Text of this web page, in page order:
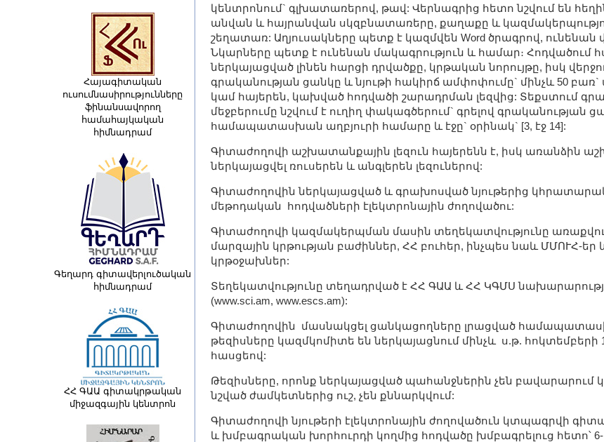
Հայագիտական
ուսումնասիրությունները
ֆինանսավորող
համահայկական
հիմնադրամ
Գեղարդ գիտավերլուծական
հիմնադրամ
ՀՀ ԳԱԱ գիտակրթական
միջազգային կենտրոն
կենտրոնում` գլխատառերով, թավ: Վերնագրից հետո նշվում են
անվան և հայրանվան սկզբնատառերը, քաղաքը և
շեղատառ: Աղյուսակները պետք է կազմվեն Word ծրագրով, ունենան
Նկարները պետք է ունենան մակագրություն և համար։ Հոդվածում
ներկայացված լինեն հարցի դրվածքը, կրթական նորույթը, իսկ
գրականության ցանկը և նյութի հակիրճ ամփոփումը` մինչև 50 բառ`
կամ հայերեն, կախված հոդվածի շարադրման լեզվից: Տեքստում
մեջբերումը նշվում է ուղիղ փակագծերում` գրելով գրականության
համապատասխան աղբյուրի համարը և էջը` օրինակ` [3, էջ 14]:
Գիտաժողովի աշխատանքային լեզուն հայերենն է, իսկ առանձին
ներկայացվել ռուսերեն և անգլերեն լեզուներով:
Գիտաժողովին ներկայացված և գրախոսված նյութերից
մեթոդական հոդվածների էլեկտրոնային ժողովածու:
Գիտաժողովի կազմակերպման մասին տեղեկատվությունը
մարզային կրթության բաժիններ, ՀՀ բուհեր, ինչպես նաև ՄՄՈՒՀ-եր
կրթօջախներ:
Տեղեկատվությունը տեղադրված է ՀՀ ԳԱԱ և ՀՀ ԿԳՄՍ
(www.sci.am, www.escs.am):
Գիտաժողովին մասնակցել ցանկացողները լրացված
թեզիսները կազմկոմիտե են ներկայացնում մինչև ս.թ. հոկտեմբերի
հասցեով:
Թեզիսները, որոնք ներկայացված պահանջներին չեն բավարարում
նշված ժամկետներից ուշ, չեն քննարկվում:
Գիտաժողովի նյութերի էլեկտրոնային ժողովածուն կտպագրվի
և խմբագրական խորհուրդի կողմից հոդվածը խմբագրելուց հետո՝